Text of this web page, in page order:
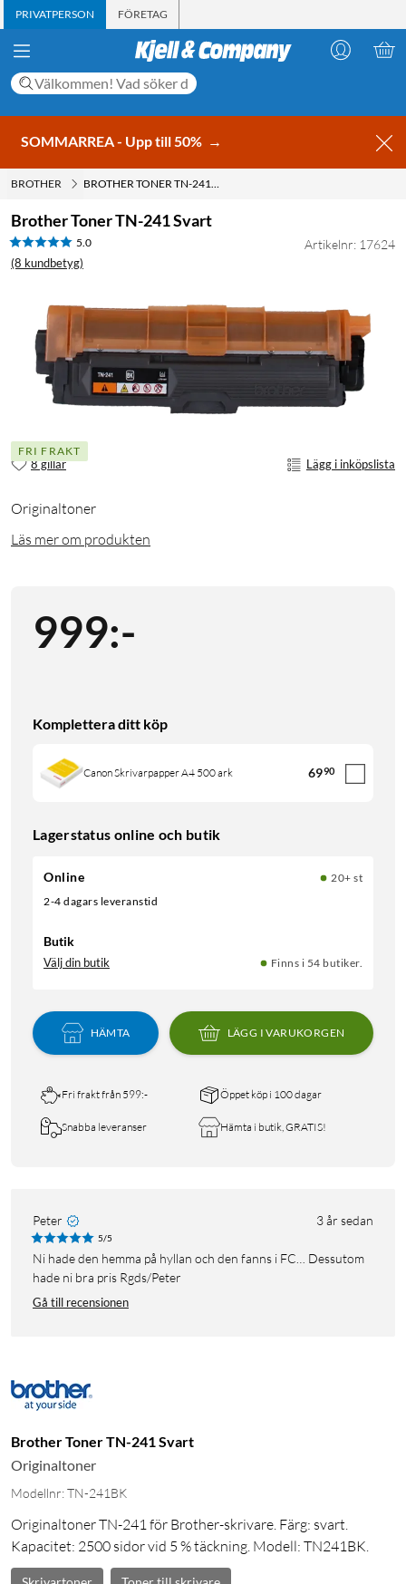
PRIVATPERSON FÖRETAG
SOMMARREA - Upp till 50% →
BROTHER BROTHER TONER TN-241 SVART
Brother Toner TN-241 Svart
5.0
(8 kundbetyg)
Artikelnr: 17624
FRI FRAKT
8 gillar Lägg i inköpslista
Originaltoner
Läs mer om produkten
999:-
Komplettera ditt köp
Canon Skrivarpapper A4 500 ark 6990
Lagerstatus online och butik
Online
20+ st
2-4 dagars leveranstid
Butik
Välj din butik Finns i 54 butiker.
HÄMTA LÄGG I VARUKORGEN
Fri frakt från 599:- Öppet köp i 100 dagar
Snabba leveranser Hämta i butik, GRATIS!
Peter 3 år sedan
5/5
Ni hade den hemma på hyllan och den fanns i FC… Dessutom
hade ni bra pris Rgds/Peter
Gå till recensionen
Brother Toner TN-241 Svart
Originaltoner
Modellnr: TN-241BK
Originaltoner TN-241 för Brother-skrivare. Färg: svart.
Kapacitet: 2500 sidor vid 5 % täckning. Modell: TN241BK.